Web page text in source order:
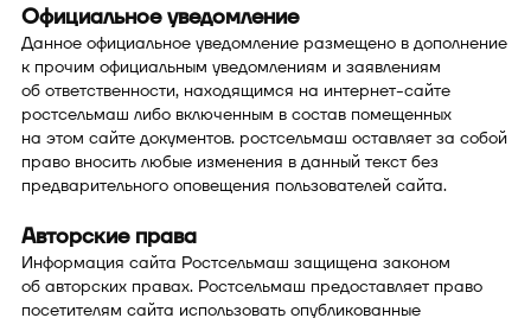
Официальное уведомление
Данное официальное уведомление размещено в дополнение
к прочим официальным уведомлениям и заявлениям
об ответственности, находящимся на интернет-сайте
ростсельмаш либо включенным в состав помещенных
на этом сайте документов. ростсельмаш оставляет за собой
право вносить любые изменения в данный текст без
предварительного оповещения пользователей сайта.
Авторские права
Информация сайта Ростсельмаш защищена законом
об авторских правах. Ростсельмаш предоставляет право
посетителям сайта использовать опубликованные